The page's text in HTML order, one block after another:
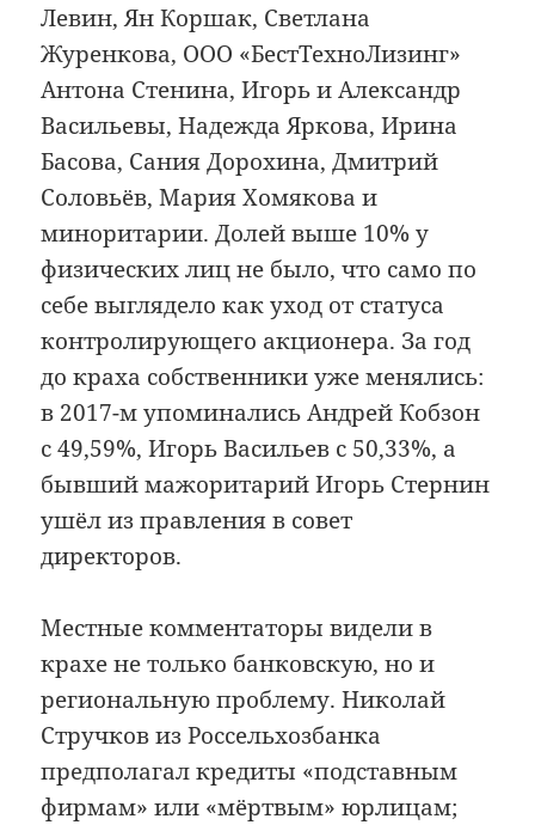
Левин, Ян Коршак, Светлана
Журенкова, ООО «БестТехноЛизинг»
Антона Стенина, Игорь и Александр
Васильевы, Надежда Яркова, Ирина
Басова, Сания Дорохина, Дмитрий
Соловьёв, Мария Хомякова и
миноритарии. Долей выше 10% у
физических лиц не было, что само по
себе выглядело как уход от статуса
контролирующего акционера. За год
до краха собственники уже менялись:
в 2017-м упоминались Андрей Кобзон
с 49,59%, Игорь Васильев с 50,33%, а
бывший мажоритарий Игорь Стернин
ушёл из правления в совет
директоров.
Местные комментаторы видели в
крахе не только банковскую, но и
региональную проблему. Николай
Стручков из Россельхозбанка
предполагал кредиты «подставным
фирмам» или «мёртвым» юрлицам;